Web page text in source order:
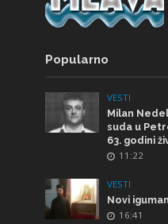
Popularno
VESTI
Milan
suda u
63. godini
11:22
VESTI
Novi
16:41